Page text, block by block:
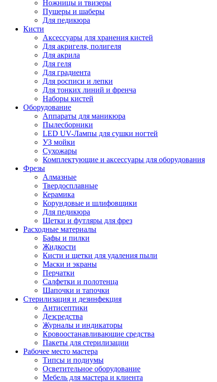
Ножницы и твизеры
Пушеры и шаберы
Для педикюра
Кисти
Аксессуары для хранения кистей
Для акригеля, полигеля
Для акрила
Для геля
Для градиента
Для росписи и лепки
Для тонких линий и френча
Наборы кистей
Оборудование
Аппараты для маникюра
Пылесборники
LED UV-Лампы для сушки ногтей
УЗ мойки
Сухожары
Комплектующие и аксессуары для оборудования
Фрезы
Алмазные
Твердосплавные
Керамика
Корундовые и шлифовщики
Для педикюра
Щетки и футляры для фрез
Расходные материалы
Бафы и пилки
Жидкости
Кисти и щетки для удаления пыли
Маски и экраны
Перчатки
Салфетки и полотенца
Шапочки и тапочки
Стерилизация и дезинфекция
Антисептики
Дезсредства
Журналы и индикаторы
Кровоостанавливающие средства
Пакеты для стерилизации
Рабочее место мастера
Типсы и подиумы
Осветительное оборудование
Мебель для мастера и клиента